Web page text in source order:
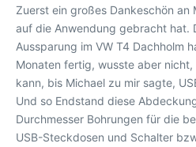
Zuerst ein großes Dankeschön an
auf die Anwendung gebracht hat.
Aussparung im VW T4 Dachholm
Monaten fertig, wusste aber
kann, bis Michael zu mir sagte,
Und so Endstand diese
Durchmesser Bohrungen für die
USB-Steckdosen und Schalter